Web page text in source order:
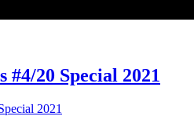
0047 | Kurze Röcke und
#4/20 Special 2021